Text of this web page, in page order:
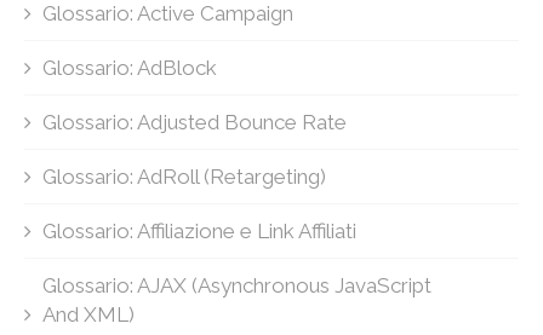
Glossario: Active Campaign
Glossario: AdBlock
Glossario: Adjusted Bounce Rate
Glossario: AdRoll (Retargeting)
Glossario: Affiliazione e Link Affiliati
Glossario: AJAX (Asynchronous JavaScript
And XML)